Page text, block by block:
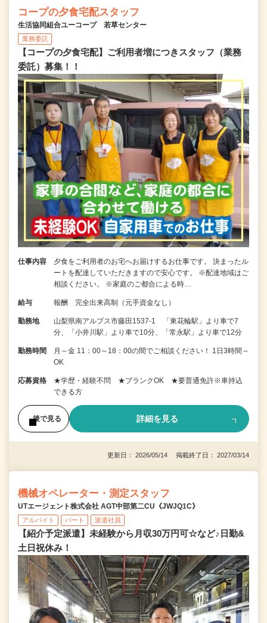
コープの夕食宅配スタッフ
生活協同組合ユーコープ 若草センター
業務委託
【コープの夕食宅配】ご利用者増につきスタッフ（業務
委託）募集！！
仕事内容
夕食をご利用者のお宅へお届けするお仕事です。 決まったル
ートを配達していただきますので安心です。 ※配達地域はご
相談ください。 ※家庭のご都合による時…
給与 報酬 完全出来高制（元手資金なし）
勤務地
山梨県南アルプス市藤田1537-1 「東花輪駅」より車で7
分、「小井川駅」より車で10分、「常永駅」より車で12分
勤務時間
月～金 11：00～18：00の間でご相談ください！ 1日3時間～
OK
応募資格
★学歴・経験不問 ★ブランクOK ★要普通免許※車持込
できる方
後で見る 詳細を見る
更新日： 2026/05/14 掲載終了日： 2027/03/14
機械オペレーター・測定スタッフ
UTエージェント株式会社 AGT中部第二CU《JWJQ1C》
アルバイト パート 派遣社員
【紹介予定派遣】未経験から月収30万円可☆など♪日勤&
土日祝休み！